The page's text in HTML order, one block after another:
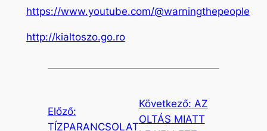
https://www.youtube.com/@warningthepeople
http://kialtoszo.go.ro
Előző:
TÍZPARANCSOLAT
Következő: AZ
OLTÁS MIATT